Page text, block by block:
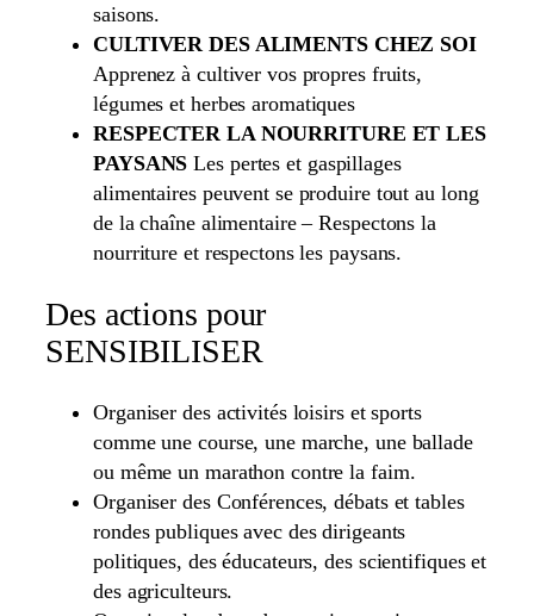
saisons.
CULTIVER DES ALIMENTS CHEZ SOI
Apprenez à cultiver vos propres fruits,
légumes et herbes aromatiques
RESPECTER LA NOURRITURE ET LES
PAYSANSLes pertes et gaspillages
alimentaires peuvent se produire tout au long
de la chaîne alimentaire – Respectons la
nourriture et respectons les paysans.
Des actions pour
SENSIBILISER
Organiser des activités loisirs et sports
comme une course, une marche, une ballade
ou même un marathon contre la faim.
Organiser des Conférences, débats et tables
rondes publiques avec des dirigeants
politiques, des éducateurs, des scientifiques et
des agriculteurs.